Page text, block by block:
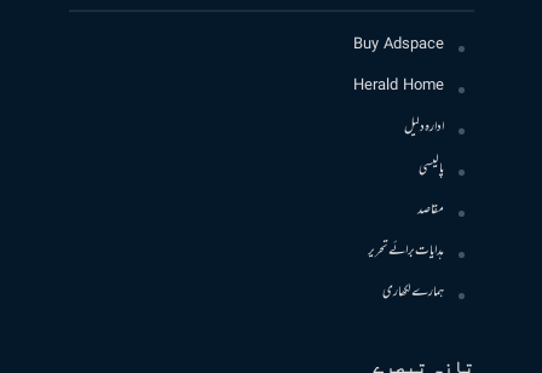
Buy Adspace
Herald Home
ادارہ دلیل
پالیسی
مقاصد
ہدایات برائے تحریر
ہمارے لکھاری
تازہ تبصرے